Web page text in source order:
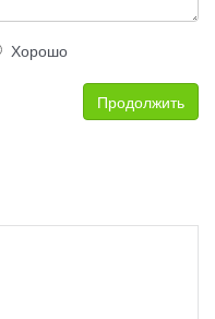
Хорошо
Продолжить